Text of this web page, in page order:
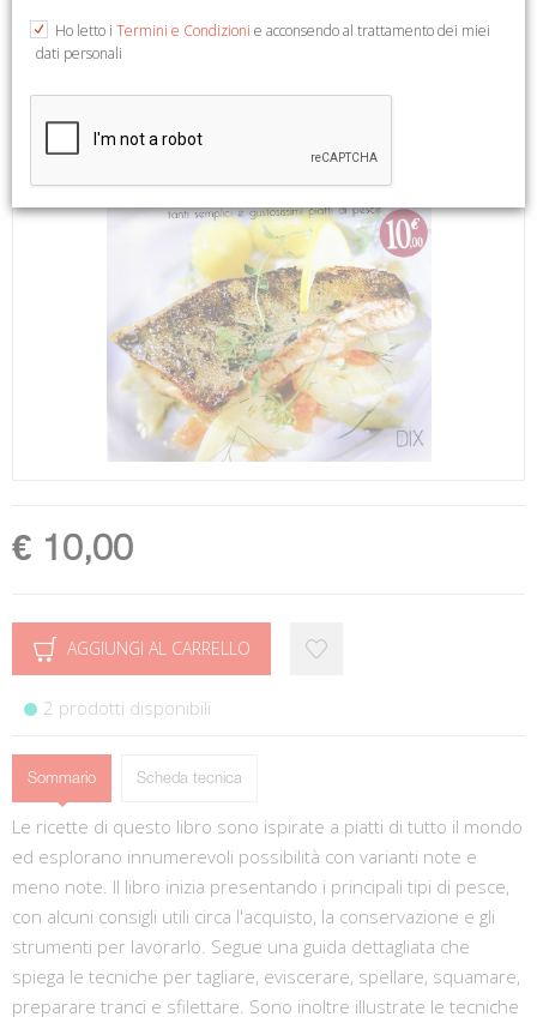
€ 10,00
AGGIUNGI AL CARRELLO
2 prodotti disponibili
Sommario Scheda tecnica
Le ricette di questo libro sono ispirate a piatti di tutto il mondo
ed esplorano innumerevoli possibilità con varianti note e
meno note. Il libro inizia presentando i principali tipi di pesce,
con alcuni consigli utili circa l'acquisto, la conservazione e gli
strumenti per lavorarlo. Segue una guida dettagliata che
spiega le tecniche per tagliare, eviscerare, spellare, squamare,
preparare tranci e sfilettare. Sono inoltre illustrate le tecniche
Ho letto i Termini e Condizioni e acconsendo al trattamento dei miei
dati personali